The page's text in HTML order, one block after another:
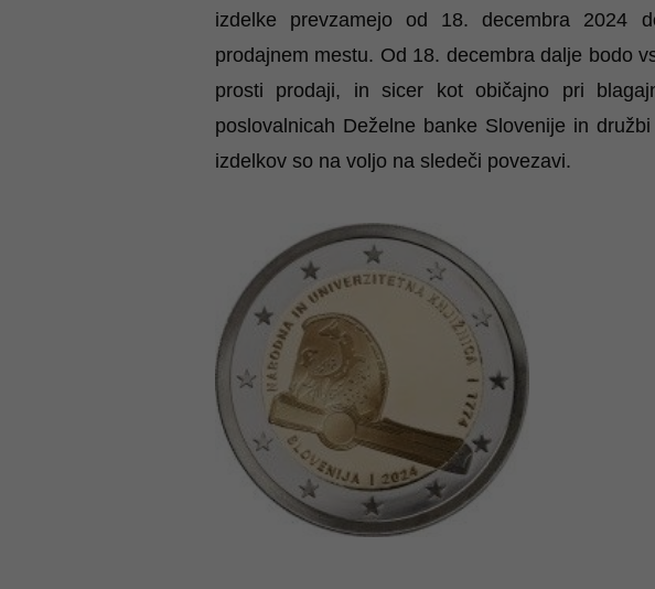
izdelke prevzamejo od 18. decembra 2024
prodajnem mestu. Od 18. decembra dalje bodo
prosti prodaji, in sicer kot običajno pri
poslovalnicah Deželne banke Slovenije in
izdelkov so na voljo na sledeči povezavi.